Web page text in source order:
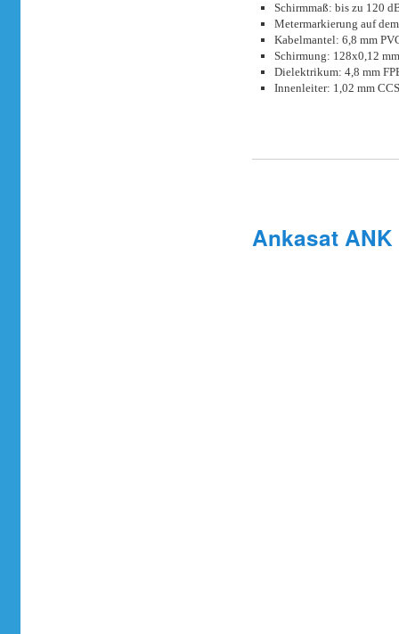
Schirmmaß: bis zu 120
Metermarkierung auf
Kabelmantel: 6,8 mm
Schirmung: 128x0,12
Dielektrikum: 4,8 mm
Innenleiter: 1,02 mm
Ankasat ANK